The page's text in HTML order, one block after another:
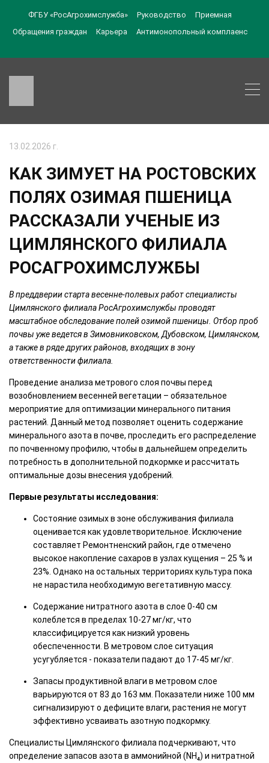
ФГБУ «РосАгрохимслужба» Руководство
Приемная
Обращения граждан
Карьера Антимонопольный комплаенс
13.02.2026 г.
КАК ЗИМУЕТ НА РОСТОВСКИХ
ПОЛЯХ ОЗИМАЯ ПШЕНИЦА
РАССКАЗАЛИ УЧЕНЫЕ ИЗ
ЦИМЛЯНСКОГО ФИЛИАЛА
РОСАГРОХИМСЛУЖБЫ
В преддверии старта весенне-полевых работ специалисты
Цимлянского филиала РосАгрохимслужбы проводят
масштабное обследование полей озимой пшеницы. Отбор проб
почвы уже ведется в Зимовниковском, Дубовском, Цимлянском,
а также в ряде других районов, входящих в зону
ответственности филиала.
Проведение анализа метрового слоя почвы перед
возобновлением весенней вегетации – обязательное
мероприятие для оптимизации минерального питания
растений. Данный метод позволяет оценить содержание
минерального азота в почве, проследить его распределение
по почвенному профилю, чтобы в дальнейшем определить
потребность в дополнительной подкормке и рассчитать
оптимальные дозы внесения удобрений.
Первые результаты исследования:
Состояние озимых в зоне обслуживания филиала
оценивается как удовлетворительное. Исключение
составляет Ремонтненский район, где отмечено
высокое накопление сахаров в узлах кущения – 25 % и
23%. Однако на остальных территориях культура пока
не нарастила необходимую вегетативную массу.
Содержание нитратного азота в слое 0-40 см
колеблется в пределах 10-27 мг/кг, что
классифицируется как низкий уровень
обеспеченности. В метровом слое ситуация
усугубляется - показатели падают до 17-45 мг/кг.
Запасы продуктивной влаги в метровом слое
варьируются от 83 до 163 мм. Показатели ниже 100 мм
сигнализируют о дефиците влаги, растения не могут
эффективно усваивать азотную подкормку.
Специалисты Цимлянского филиала подчеркивают, что
определение запасов азота в аммонийной (NH₄) и нитратной